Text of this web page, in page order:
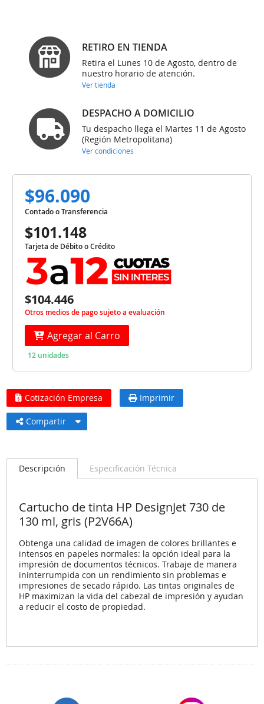
RETIRO EN TIENDA
Retira el Lunes 10 de Agosto, dentro de
nuestro horario de atención.
Ver tienda
DESPACHO A DOMICILIO
Tu despacho llega el Martes 11 de Agosto
(Región Metropolitana)
Ver condiciones
$96.090
Contado o Transferencia
$101.148
Tarjeta de Débito o Crédito
$104.446
Otros medios de pago sujeto a evaluación
Agregar al Carro
12 unidades
Cotización Empresa Imprimir
Compartir
Descripción Especificación Técnica
Cartucho de tinta HP DesignJet 730 de
130 ml, gris (P2V66A)
Obtenga una calidad de imagen de colores brillantes e
intensos en papeles normales: la opción ideal para la
impresión de documentos técnicos. Trabaje de manera
ininterrumpida con un rendimiento sin problemas e
impresiones de secado rápido. Las tintas originales de
HP maximizan la vida del cabezal de impresión y ayudan
a reducir el costo de propiedad.